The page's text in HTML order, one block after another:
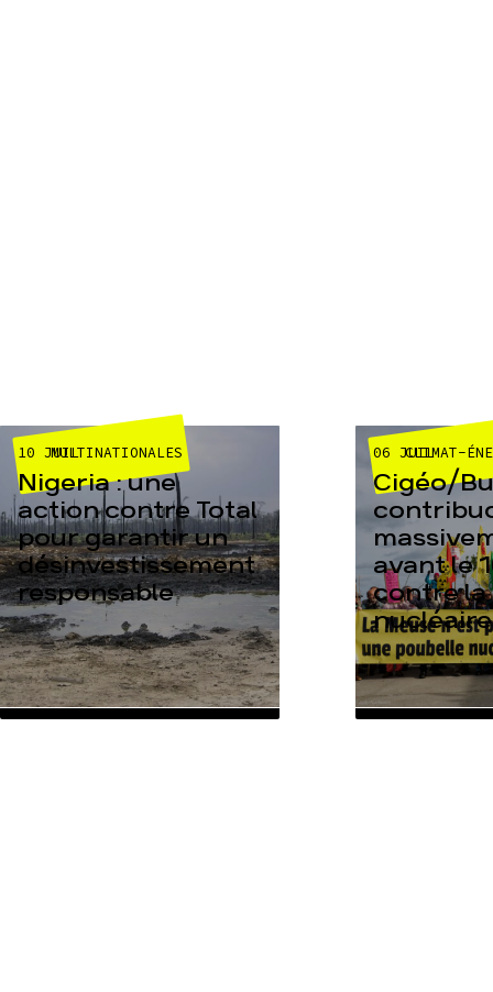
MULTINATIONALES
10 JUIL
Nigeria : une
action contre Total
pour garantir un
désinvestissement
responsable
CLIMAT-
06 JUIL
Cigéo/
avant le
contre la
nucléaire